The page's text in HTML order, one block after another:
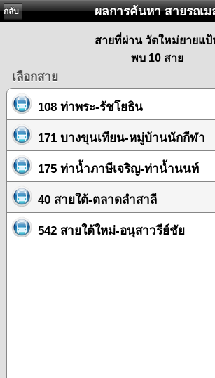
กลับ ผลการค้นหา สายรถเม
สายที่ผ่าน วัดใหม่ยายแป้
พบ 10 สาย
เลือกสาย
108 ท่าพระ-รัชโยธิน
171 บางขุนเทียน-หมู่บ้านนักกีฬา
175 ท่าน้ำภาษีเจริญ-ท่าน้ำนนท์
40 สายใต้-ตลาดลำสาลี
542 สายใต้ใหม่-อนุสาวรีย์ชัย